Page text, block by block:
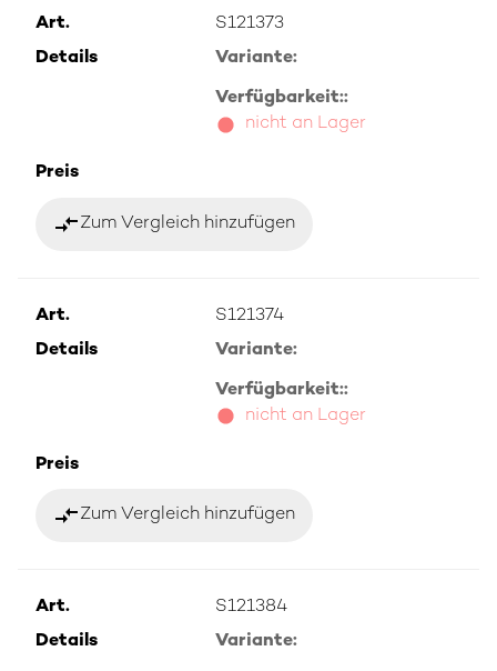
Art.
S121373
Details
Variante:
Verfügbarkeit::
nicht an Lager
Preis
compare_arrowsZum Vergleich hinzufügen
Art.
S121374
Details
Variante:
Verfügbarkeit::
nicht an Lager
Preis
compare_arrowsZum Vergleich hinzufügen
Art.
S121384
Details
Variante: